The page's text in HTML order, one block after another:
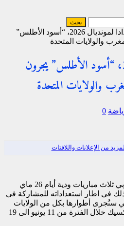
استعدادا لمونديال 2026، “أسود الأطلس”
والولايات المتحدة
استعدادا لمونديال 2026، “أسود الأطلس” يجرون
والولايات المتحدة
0
من الإعلانات واللافتات
يجري المنتخب الوطني المغربي ثلاث مباريات ودية أيام 26 ماي
المقبل، وذلك في اطار استعداداته للمشاركة في
كأس العالم 2026، التي ستُجرى أطوارها بكل من الولايات
المتحدة الأمريكية وكندا والمكسيك خلال الفترة من 11 يونيو الى 19